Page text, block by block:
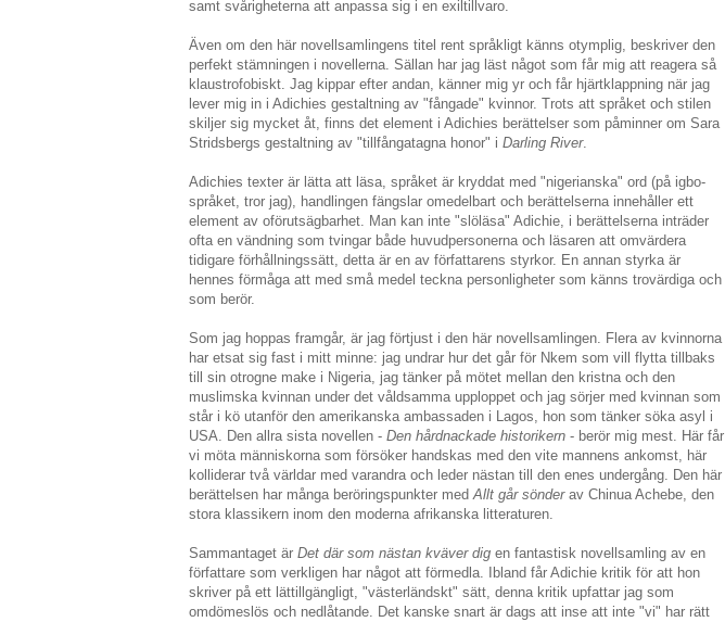
samt svårigheterna att anpassa sig i en exiltillvaro.
Även om den här novellsamlingens titel rent språkligt känns otymplig, beskriver den
perfekt stämningen i novellerna. Sällan har jag läst något som får mig att reagera så
klaustrofobiskt. Jag kippar efter andan, känner mig yr och får hjärtklappning när jag
lever mig in i Adichies gestaltning av "fångade" kvinnor. Trots att språket och stilen
skiljer sig mycket åt, finns det element i Adichies berättelser som påminner om Sara
Stridsbergs gestaltning av "tillfångatagna honor" i Darling River.
Adichies texter är lätta att läsa, språket är kryddat med "nigerianska" ord (på igbo-
språket, tror jag), handlingen fängslar omedelbart och berättelserna innehåller ett
element av oförutsägbarhet. Man kan inte "slöläsa" Adichie, i berättelserna inträder
ofta en vändning som tvingar både huvudpersonerna och läsaren att omvärdera
tidigare förhållningssätt, detta är en av författarens styrkor. En annan styrka är
hennes förmåga att med små medel teckna personligheter som känns trovärdiga och
som berör.
Som jag hoppas framgår, är jag förtjust i den här novellsamlingen. Flera av kvinnorna
har etsat sig fast i mitt minne: jag undrar hur det går för Nkem som vill flytta tillbaks
till sin otrogne make i Nigeria, jag tänker på mötet mellan den kristna och den
muslimska kvinnan under det våldsamma upploppet och jag sörjer med kvinnan som
står i kö utanför den amerikanska ambassaden i Lagos, hon som tänker söka asyl i
USA. Den allra sista novellen - Den hårdnackade historikern - berör mig mest. Här får
vi möta människorna som försöker handskas med den vite mannens ankomst, här
kolliderar två världar med varandra och leder nästan till den enes undergång. Den här
berättelsen har många beröringspunkter medAllt går sönder av Chinua Achebe, den
stora klassikern inom den moderna afrikanska litteraturen.
Sammantaget är Det där som nästan kväver dig en fantastisk novellsamling av en
författare som verkligen har något att förmedla. Ibland får Adichie kritik för att hon
skriver på ett lättillgängligt, "västerländskt" sätt, denna kritik upfattar jag som
omdömeslös och nedlåtande. Det kanske snart är dags att inse att inte "vi" har rätt